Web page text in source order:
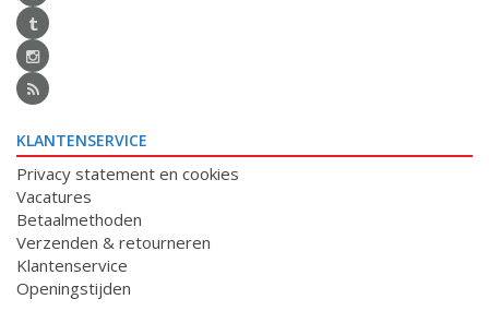
KLANTENSERVICE
Privacy statement en cookies
Vacatures
Betaalmethoden
Verzenden & retourneren
Klantenservice
Openingstijden